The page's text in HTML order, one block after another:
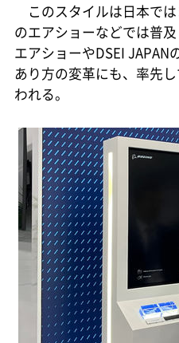
このスタイルは日本で
のエアショーなどでは普
エアショーやDSEI JAPAN
あり方の変革にも、率先
われる。